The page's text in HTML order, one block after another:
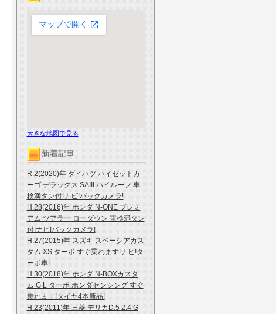
大きな地図で見る
新着記事
R.2(2020)年 ダイハツ ハイゼットカ
ーゴ デラックス SAIII ハイルーフ 車
検満タン付!ナビ!バックカメラ!
H.28(2016)年 ホンダ N-ONE プレミ
アム ツアラー ローダウン 車検満タン
付!ナビ!バックカメラ!
H.27(2015)年 スズキ スペーシアカス
タム XS ターボ すぐ乗れます!ナビ!タ
ーボ車!
H.30(2018)年 ホンダ N-BOXカスタ
ム G L ターボ ホンダセンシング すぐ
乗れます!タイヤ4本新品!
H.23(2011)年 三菱 デリカD:5 2.4 G